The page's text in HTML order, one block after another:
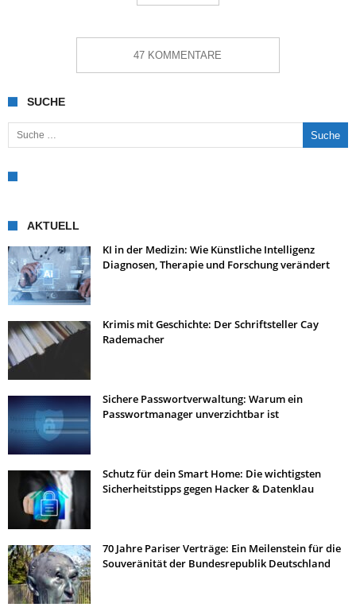
47 KOMMENTARE
SUCHE
Suche nach:
AKTUELL
KI in der Medizin: Wie Künstliche Intelligenz
Diagnosen, Therapie und Forschung verändert
Krimis mit Geschichte: Der Schriftsteller Cay
Rademacher
Sichere Passwortverwaltung: Warum ein
Passwortmanager unverzichtbar ist
Schutz für dein Smart Home: Die wichtigsten
Sicherheitstipps gegen Hacker & Datenklau
70 Jahre Pariser Verträge: Ein Meilenstein für die
Souveränität der Bundesrepublik Deutschland